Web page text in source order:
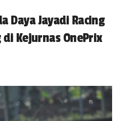
Daya Jayadi Racing
Kejurnas OnePrix